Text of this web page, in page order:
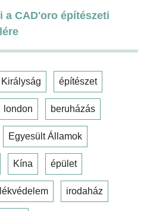
a CAD'oro építészeti
építészet
london beruházás
Egyesült Államok
Kína épület
irodaház